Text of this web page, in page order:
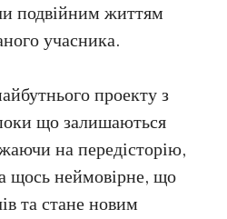
подвійним життям
учасника.
проекту з
що залишаються
на передісторію,
щось неймовірне, що
та стане новим